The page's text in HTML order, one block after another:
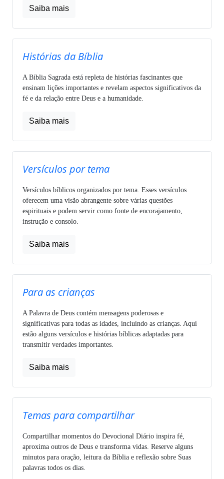
Saiba mais
Histórias da Bíblia
A Bíblia Sagrada está repleta de histórias fascinantes que
ensinam lições importantes e revelam aspectos significativos da
fé e da relação entre Deus e a humanidade.
Saiba mais
Versículos por tema
Versículos bíblicos organizados por tema. Esses versículos
oferecem uma visão abrangente sobre várias questões
espirituais e podem servir como fonte de encorajamento,
instrução e consolo.
Saiba mais
Para as crianças
A Palavra de Deus contém mensagens poderosas e
significativas para todas as idades, incluindo as crianças. Aqui
estão alguns versículos e histórias bíblicas adaptadas para
transmitir verdades importantes.
Saiba mais
Temas para compartilhar
Compartilhar momentos do Devocional Diário inspira fé,
aproxima outros de Deus e transforma vidas. Reserve alguns
minutos para oração, leitura da Bíblia e reflexão sobre Suas
palavras todos os dias.